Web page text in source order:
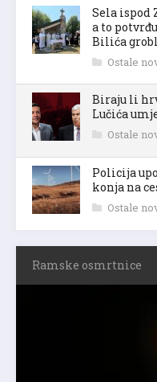
Sela ispod
a to
Bilića
Ostale
Biraju li
Lučića
Ostale
Policija
konja na
Ostale
Ramske osmrtnice